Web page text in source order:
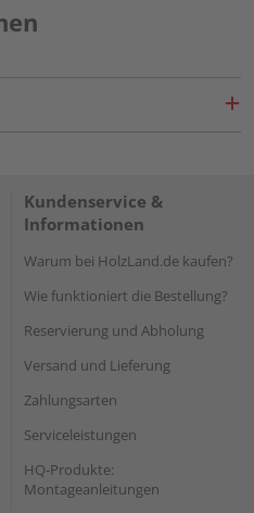
Kundenservice &
Informationen
Warum bei HolzLand.de kaufen?
Wie funktioniert die Bestellung?
Reservierung und Abholung
Versand und Lieferung
Zahlungsarten
Serviceleistungen
HQ-Produkte:
Montageanleitungen